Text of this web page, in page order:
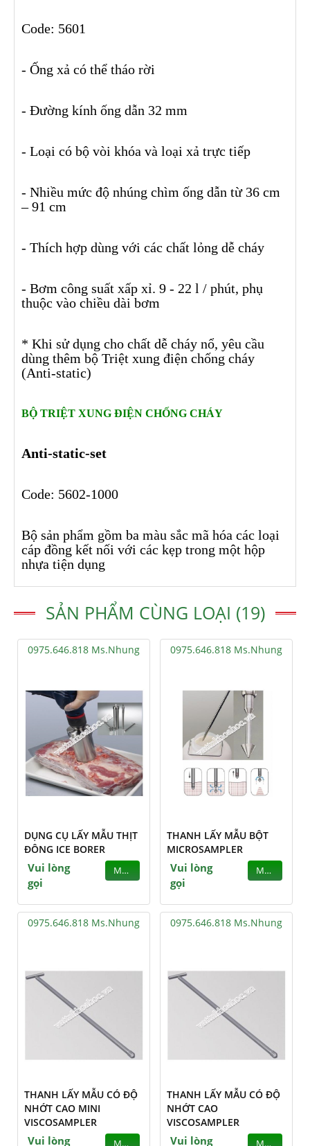
Code: 5601
- Ống xả có thể tháo rời
- Đường kính ống dẫn 32 mm
- Loại có bộ vòi khóa và loại xả trực tiếp
- Nhiều mức độ nhúng chìm ống dẫn từ 36 cm
– 91 cm
- Thích hợp dùng với các chất lỏng dễ cháy
- Bơm công suất xấp xỉ. 9 - 22 l / phút, phụ
thuộc vào chiều dài bơm
* Khi sử dụng cho chất dễ cháy nổ, yêu cầu
dùng thêm bộ Triệt xung điện chống cháy
(Anti-static)
BỘ TRIỆT XUNG ĐIỆN CHỐNG CHÁY
Anti-static-set
Code: 5602-1000
Bộ sản phẩm gồm ba màu sắc mã hóa các loại
cáp đồng kết nối với các kẹp trong một hộp
nhựa tiện dụng
SẢN PHẨM CÙNG LOẠI (19)
0975.646.818 Ms.Nhung
DỤNG CỤ LẤY MẪU THỊT
ĐÔNG ICE BORER
Vui lòng
gọi
MUA
0975.646.818 Ms.Nhung
THANH LẤY MẪU BỘT
MICROSAMPLER
Vui lòng
gọi
MUA
0975.646.818 Ms.Nhung
THANH LẤY MẪU CÓ ĐỘ
NHỚT CAO MINI
VISCOSAMPLER
Vui lòng MUA
0975.646.818 Ms.Nhung
THANH LẤY MẪU CÓ ĐỘ
NHỚT CAO
VISCOSAMPLER
Vui lòng MUA